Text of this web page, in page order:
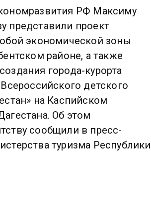
РФ Максиму
представили проект
экономической зоны
районе, а также
города-курорта
детского
на Каспийском
Об этом
сообщили в пресс-
туризма Республики